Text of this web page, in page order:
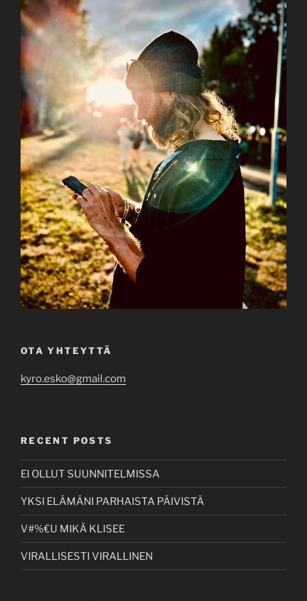
OTA YHTEYTTÄ
kyro.esko@gmail.com
RECENT POSTS
EI OLLUT SUUNNITELMISSA
YKSI ELÄMÄNI PARHAISTA PÄIVISTÄ
V#%€U MIKÄ KLISEE
VIRALLISESTI VIRALLINEN